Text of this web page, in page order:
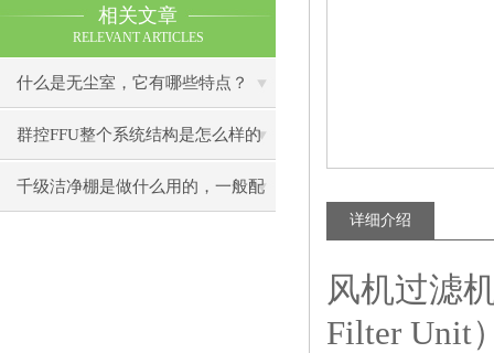
相关文章
RELEVANT ARTICLES
什么是无尘室，它有哪些特点？
群控FFU整个系统结构是怎么样的
呢？
千级洁净棚是做什么用的，一般配
详细介绍
风机过滤
Filter Unit